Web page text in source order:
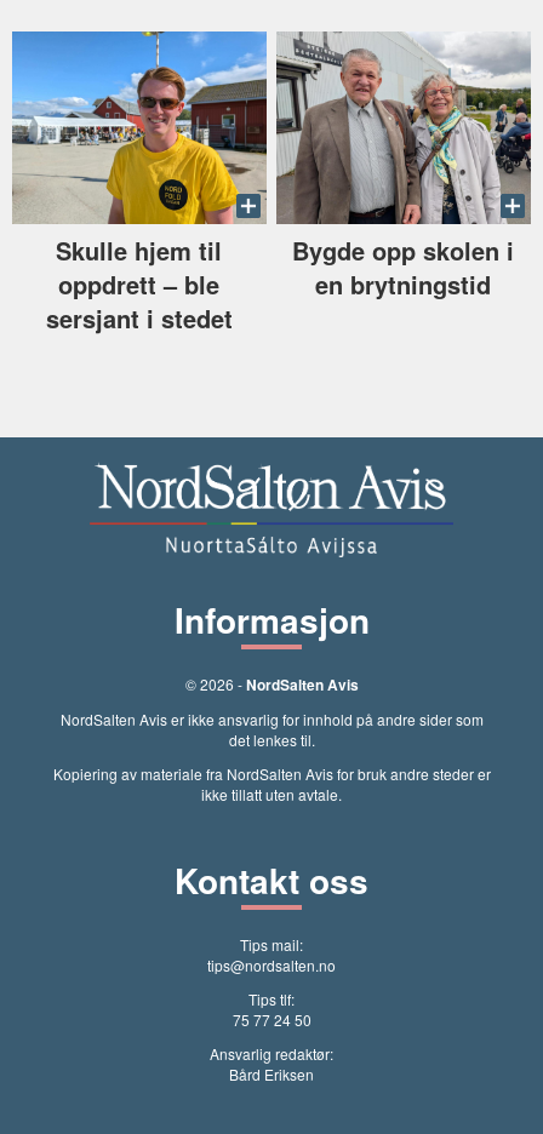
Skulle hjem til
oppdrett –⁠ ble
sersjant i stedet
Bygde opp skolen i
en brytningstid
Informasjon
© 2026 -NordSalten Avis
NordSalten Avis er ikke ansvarlig for innhold på andre sider som
det lenkes til.
Kopiering av materiale fra NordSalten Avis for bruk andre steder er
ikke tillatt uten avtale.
Kontakt oss
Tips mail:
tips@nordsalten.no
Tips tlf:
75 77 24 50
Ansvarlig redaktør:
Bård Eriksen